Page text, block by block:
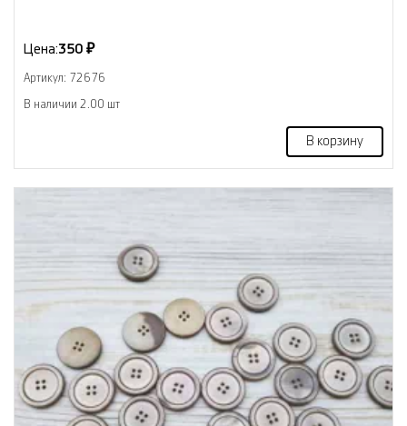
Цена:350 ₽
Артикул: 72676
В наличии 2.00 шт
В корзину